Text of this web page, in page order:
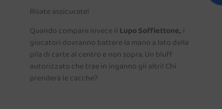
Risate assicurate!
Quando compare invece il Lupo Soffiettone, i
giocatori dovranno battere la mano a lato della
pila di carte al centro e non sopra. Un bluff
autorizzato che trae in inganno gli altri! Chi
prenderà le cacche?